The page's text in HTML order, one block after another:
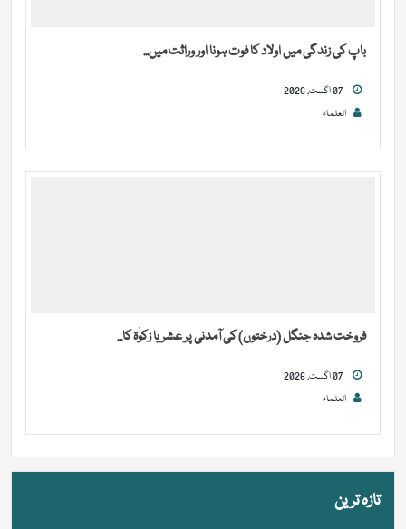
باپ کی زندگی میں اولاد کا فوت ہونا اور وراثت میں...
العلماء
فروخت شدہ جنگل (درختوں) کی آمدنی پر عشر یا زکوٰۃ کا...
العلماء
تازہ ترین